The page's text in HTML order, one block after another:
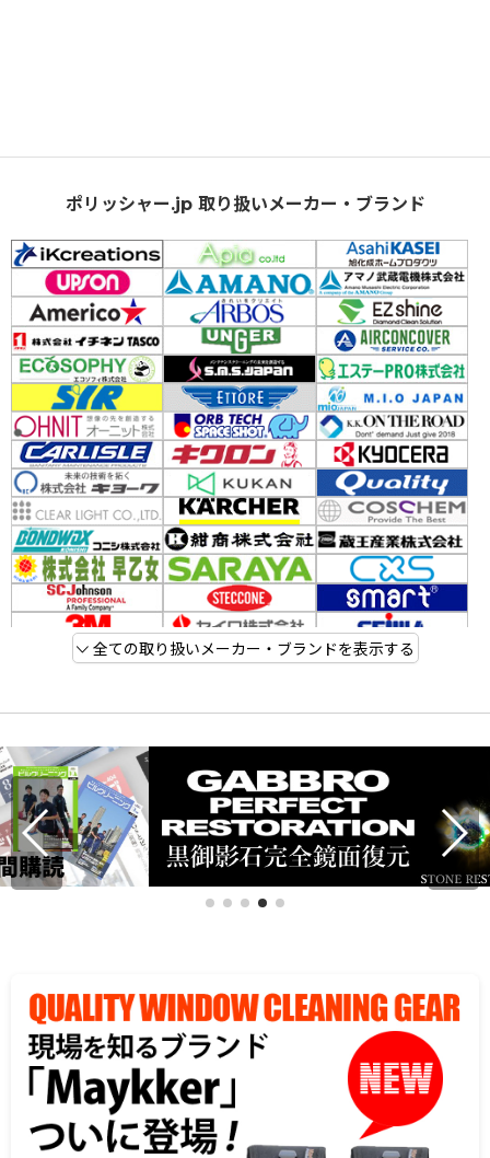
ポリッシャー.jp 取り扱いメーカー・ブランド
全ての取り扱いメーカー・ブランドを表示する